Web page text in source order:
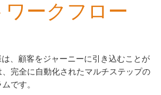
ークフロー
、顧客をジャーニーに引き込むことが
完全に自動化されたマルチステップの
です。